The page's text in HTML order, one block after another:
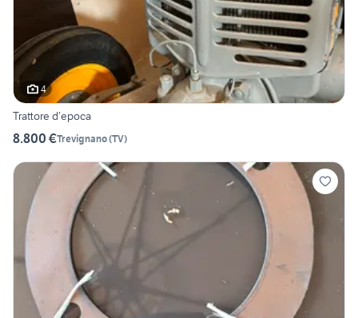
4
Trattore d’epoca
8.800 €Trevignano(TV)